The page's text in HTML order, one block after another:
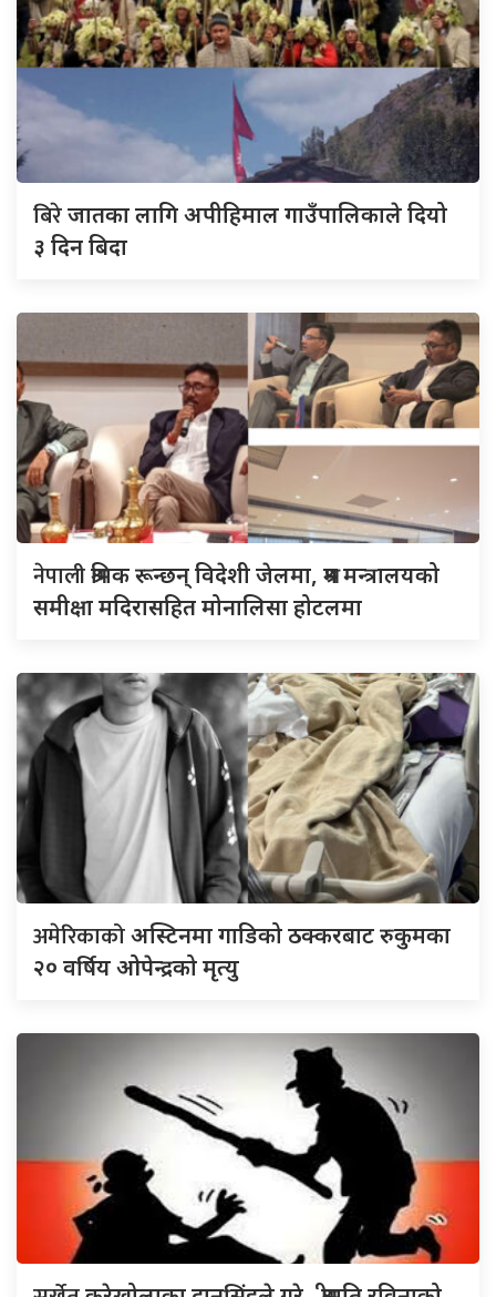
बिरेजातका लागि अपीहिमाल गाउँपालिकाले दियो
३ दिन बिदा
नेपालीश्रमिक रून्छन् विदेशी जेलमा, श्रम मन्त्रालयको
समीक्षा मदिरासहित मोनालिसा होटलमा
अमेरिकाकोअस्टिनमा गाडिको ठक्करबाट रुकुमका
२० वर्षिय ओपेन्द्रको मृत्यु